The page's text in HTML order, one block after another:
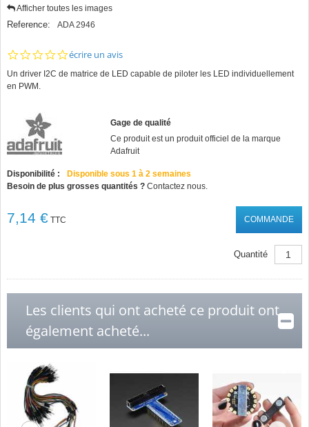
Afficher toutes les images
Reference: ADA 2946
0.0
rating
écrire un avis
Un driver I2C de matrice de LED capable de piloter les LED individuellement
en PWM.
Gage de qualité
Ce produit est un produit officiel de la marque
Adafruit
Disponibilité :
Disponible sous 1 à 2 semaines
Besoin de plus grosses quantités ?Contactez nous.
7,14 € TTC COMMANDE
Quantité
Les clients qui ont acheté ce produit ont
également acheté...